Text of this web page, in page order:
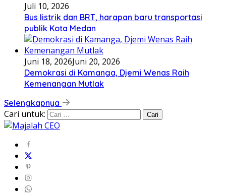
Juli 10, 2026
Bus listrik dan BRT, harapan baru transportasi
publik Kota Medan
Juni 18, 2026Juni 20, 2026
Demokrasi di Kamanga, Djemi Wenas Raih
Kemenangan Mutlak
Selengkapnya
Cari untuk: